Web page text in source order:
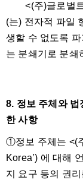
<(주)글로벌트
(는) 전자적 파일
생할 수 없도록
는 분쇄기로 분쇄
8. 정보 주체와 법
한 사항
①정보 주체는 <(
Korea’) 에 대해
지 요구 등의 권